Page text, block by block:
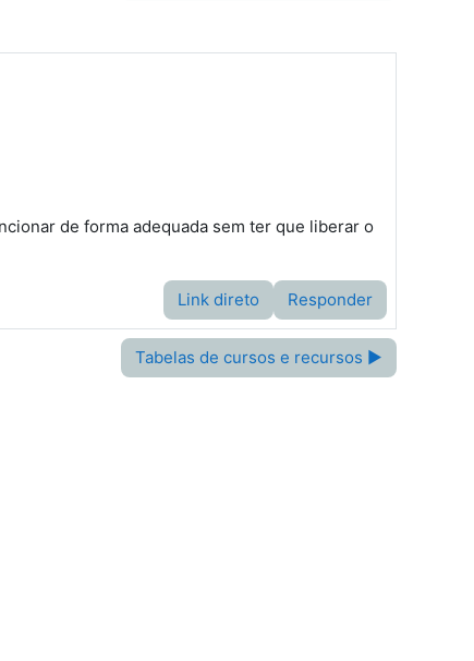
de forma adequada sem ter que liberar o
Link direto Responder
Tabelas de cursos e recursos ▶︎